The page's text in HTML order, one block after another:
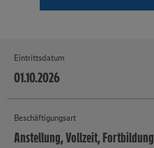
Eintrittsdatum
01.10.2026
Beschäftigungsart
Anstellung, Vollzeit, Fortbildung